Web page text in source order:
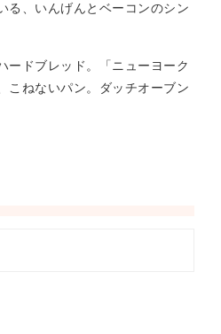
る、いんげんとベーコンのシン
ードブレッド。「ニューヨーク
こねないパン。ダッチオーブン